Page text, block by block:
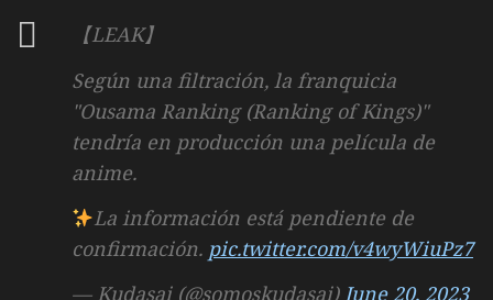
【LEAK】
Según una filtración, la franquicia
"Ousama Ranking (Ranking of Kings)"
tendría en producción una película de
anime.
La información está pendiente de
confirmación. pic.twitter.com/v4wyWiuPz7
— Kudasai (@somoskudasai) June 20, 2023